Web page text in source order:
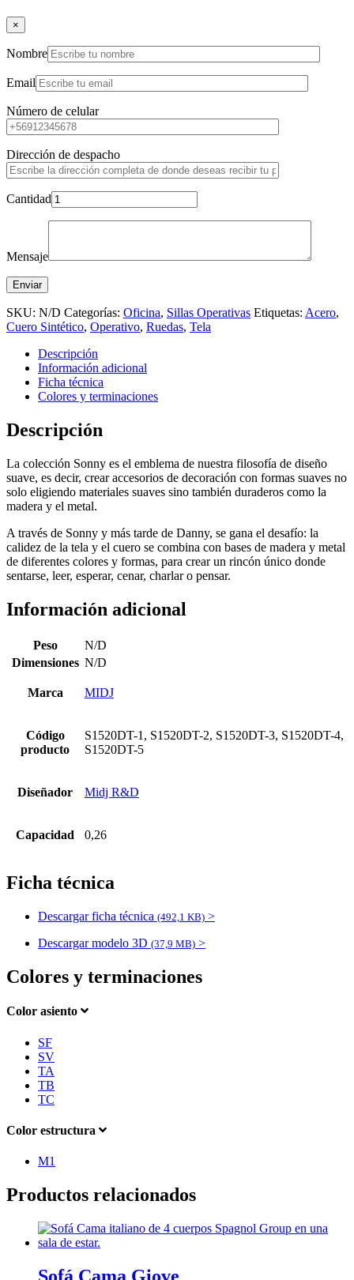
×
Nombre
Email
Número de celular
Dirección de despacho
Cantidad
Mensaje
SKU: N/D Categorías: Oficina, Sillas Operativas Etiquetas: Acero,
Cuero Sintético, Operativo, Ruedas, Tela
Descripción
Información adicional
Ficha técnica
Colores y terminaciones
Descripción
La colección Sonny es el emblema de nuestra filosofía de diseño
suave, es decir, crear accesorios de decoración con formas suaves no
solo eligiendo materiales suaves sino también duraderos como la
madera y el metal.
A través de Sonny y más tarde de Danny, se gana el desafío: la
calidez de la tela y el cuero se combina con bases de madera y metal
de diferentes colores y formas, para crear un rincón único donde
sentarse, leer, esperar, cenar, charlar o pensar.
Información adicional
Peso
N/D
Dimensiones N/D
Marca MIDJ
Código
producto
S1520DT-1, S1520DT-2, S1520DT-3, S1520DT-4,
S1520DT-5
Diseñador Midj R&D
Capacidad 0,26
Ficha técnica
Descargar ficha técnica (492,1 KB) >
Descargar modelo 3D (37,9 MB) >
Colores y terminaciones
Color asiento
SF
SV
TA
TB
TC
Color estructura
M1
Productos relacionados